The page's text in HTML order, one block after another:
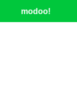
modoo!